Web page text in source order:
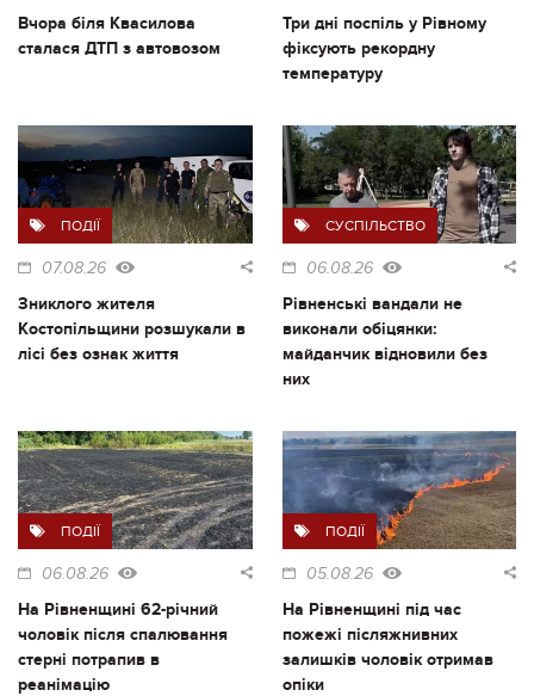
Вчора біля Квасилова
сталася ДТП з автовозом
Три дні поспіль у Рівному
фіксують рекордну
температуру
ПОДІЇ
07.08.26
Зниклого жителя
Костопільщини розшукали в
лісі без ознак життя
СУСПІЛЬСТВО
06.08.26
Рівненські вандали не
виконали обіцянки:
майданчик відновили без
них
ПОДІЇ
06.08.26
На Рівненщині 62-річний
чоловік після спалювання
стерні потрапив в
реанімацію
ПОДІЇ
05.08.26
На Рівненщині під час
пожежі післяжнивних
залишків чоловік отримав
опіки